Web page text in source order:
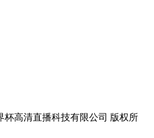
杯高清直播科技有限公司 版权所